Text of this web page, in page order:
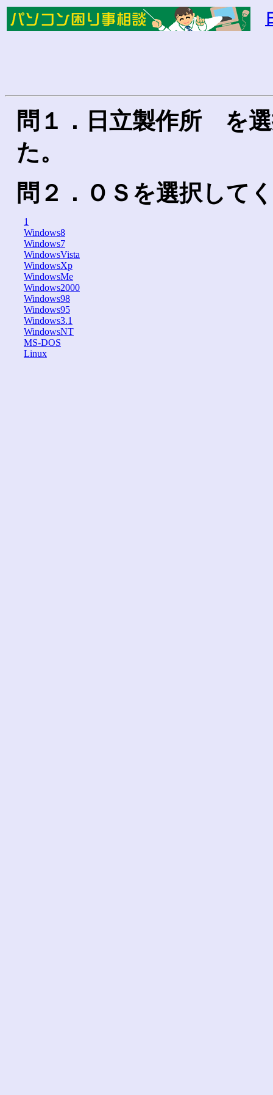
問１．日立製作所 を
た。
問２．ＯＳを選択して
1
Windows8
Windows7
WindowsVista
WindowsXp
WindowsMe
Windows2000
Windows98
Windows95
Windows3.1
WindowsNT
MS-DOS
Linux